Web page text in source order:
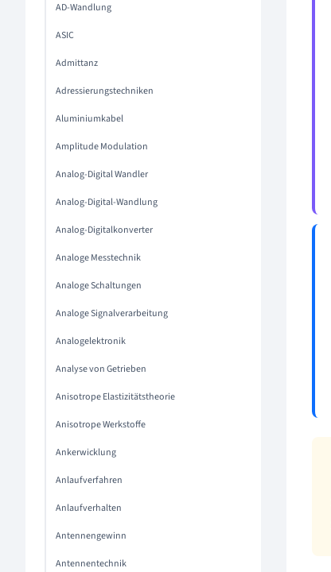
AD-Wandlung
ASIC
Admittanz
Adressierungstechniken
Aluminiumkabel
Amplitude Modulation
Analog-Digital Wandler
Analog-Digital-Wandlung
Analog-Digitalkonverter
Analoge Messtechnik
Analoge Schaltungen
Analoge Signalverarbeitung
Analogelektronik
Analyse von Getrieben
Anisotrope Elastizitätstheorie
Anisotrope Werkstoffe
Ankerwicklung
Anlaufverfahren
Anlaufverhalten
Antennengewinn
Antennentechnik